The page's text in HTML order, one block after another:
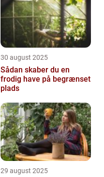
30 august 2025
Sådan skaber du en
frodig have på begrænset
plads
29 august 2025